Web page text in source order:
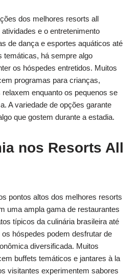
dos melhores resorts all
e o entretenimento
de dança e esportes aquáticos até
temáticas, há sempre algo
os hóspedes entretidos. Muitos
programas para crianças,
enquanto os pequenos se
A variedade de opções garante
que gostem durante a estadia.
nos Resorts All
pontos altos dos melhores resorts
uma ampla gama de restaurantes
típicos da culinária brasileira até
hóspedes podem desfrutar de
diversificada. Muitos
buffets temáticos e jantares à la
visitantes experimentem sabores